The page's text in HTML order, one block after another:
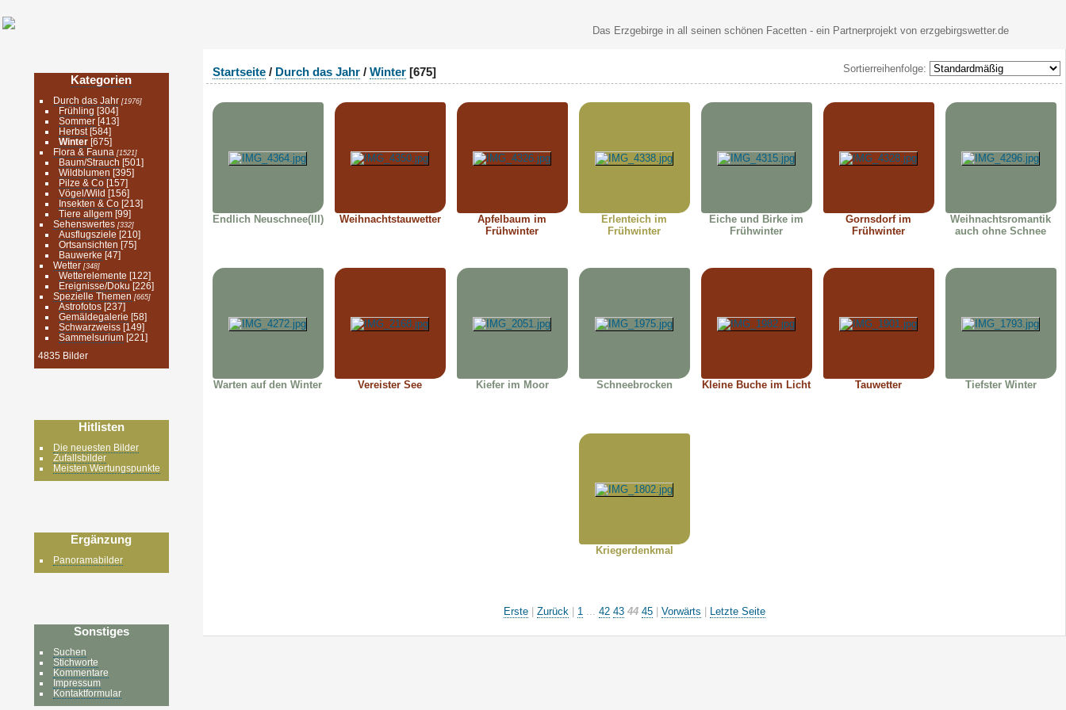
Das Erzgebirge in all seinen schönen Facetten - ein Partnerprojekt von erzgebirgswetter.de
Kategorien
Durch das Jahr [1976]
Frühling [304]
Sommer [413]
Herbst [584]
Winter [675]
Flora & Fauna [1521]
Baum/Strauch [501]
Wildblumen [395]
Pilze & Co [157]
Vögel/Wild [156]
Insekten & Co [213]
Tiere allgem [99]
Sehenswertes [332]
Ausflugsziele [210]
Ortsansichten [75]
Bauwerke [47]
Wetter [348]
Wetterelemente [122]
Ereignisse/Doku [226]
Spezielle Themen [665]
Astrofotos [237]
Gemäldegalerie [58]
Schwarzweiss [149]
Sammelsurium [221]
4835 Bilder
Hitlisten
Die neuesten Bilder
Zufallsbilder
Meisten Wertungspunkte
Ergänzung
Panoramabilder
Sonstiges
Suchen
Stichworte
Kommentare
Impressum
Kontaktformular
Sortierreihenfolge:
Startseite/ Durch das Jahr/ Winter[675]
Endlich Neuschnee(III) Weihnachtstauwetter
Apfelbaum im
Frühwinter
Erlenteich im
Frühwinter
Eiche und Birke im
Frühwinter
Gornsdorf im
Frühwinter
Weihnachtsromantik
auch ohne Schnee
Warten auf den Winter Vereister See Kiefer im Moor Schneebrocken Kleine Buche im Licht Tauwetter Tiefster Winter
Kriegerdenkmal
Erste| Zurück| 1... 42 43 44 45| Vorwärts Letzte Seite